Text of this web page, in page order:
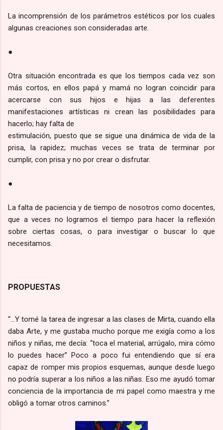
La incomprensión de los parámetros estéticos por los cuales
algunas creaciones son consideradas arte.
●
Otra situación encontrada es que los tiempos cada vez son
más cortos, en ellos papá y mamá no logran coincidir para
acercarse con sus hijos e hijas a las deferentes
manifestaciones artísticas ni crean las posibilidades para
hacerlo; hay falta de
estimulación, puesto que se sigue una dinámica de vida de la
prisa, la rapidez; muchas veces se trata de terminar por
cumplir, con prisa y no por crear o disfrutar.
●
La falta de paciencia y de tiempo de nosotros como docentes,
que a veces no logramos el tiempo para hacer la reflexión
sobre ciertas cosas, o para investigar o buscar lo que
necesitamos.
PROPUESTAS
“...Y tomé la tarea de ingresar a las clases de Mirta, cuando ella
daba Arte, y me gustaba mucho porque me exigía como a los
niños y niñas, me decía: “toca el material, arrúgalo, mira cómo
lo puedes hacer” Poco a poco fui entendiendo que sí era
capaz de romper mis propios esquemas, aunque desde luego
no podría superar a los niños a las niñas. Eso me ayudó tomar
conciencia de la importancia de mi papel como maestra y me
obligó a tomar otros caminos.”